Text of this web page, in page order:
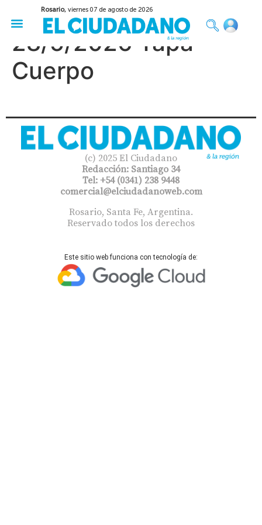
Rosario,viernes 07 de agosto de 2026
28/5/2026 Tapa
Cuerpo
(c) 2025 El Ciudadano
Redacción: Santiago 34
Tel: +54 (0341) 238 9448
comercial@elciudadanoweb.com​
Rosario, Santa Fe, Argentina.
Reservado todos los derechos
Este sitio web funciona con tecnología de: